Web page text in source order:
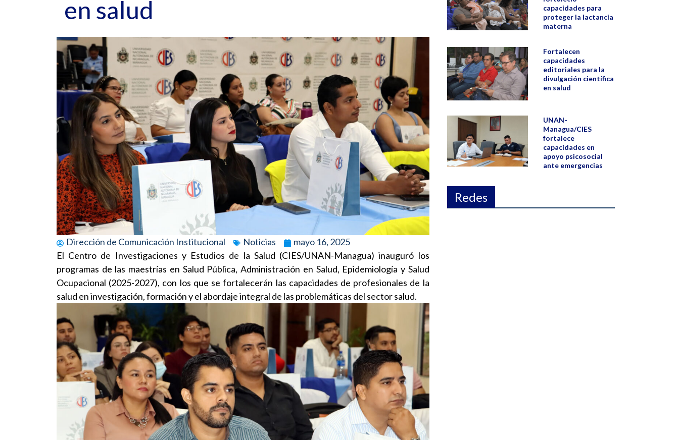
en salud
Dirección de Comunicación Institucional Noticias
mayo 16, 2025
El Centro de Investigaciones y Estudios de la Salud (CIES/UNAN-Managua) inauguró los
programas de las maestrías en Salud Pública, Administración en Salud, Epidemiología y Salud
Ocupacional (2025-2027), con los que se fortalecerán las capacidades de profesionales de la
salud en investigación, formación y el abordaje integral de las problemáticas del sector salud.
capacidades para
proteger la lactancia
materna
Fortalecen
capacidades
editoriales para la
divulgación científica
en salud
UNAN-
Managua/CIES
fortalece
capacidades en
apoyo psicosocial
ante emergencias
Redes